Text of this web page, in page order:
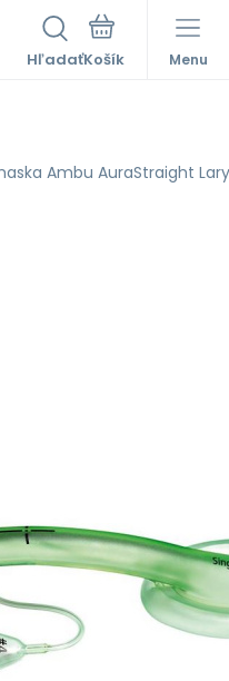
Hľadať Menu
Ambu AuraStraight